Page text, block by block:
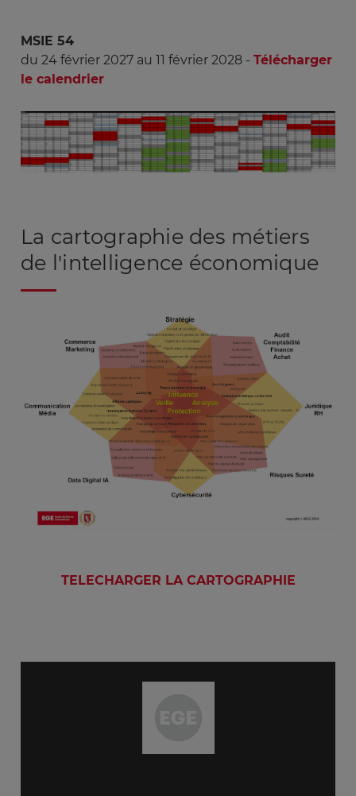
MSIE 54
du 24 février 2027 au 11 février 2028 - Télécharger
le calendrier
Image
La cartographie des métiers
de l'intelligence économique
TELECHARGER LA CARTOGRAPHIE